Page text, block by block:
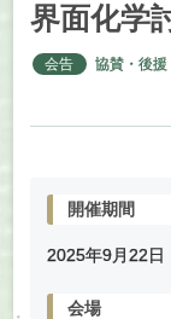
界面化学
会告 協賛・後援
開催期間
2025年9月22日
会場